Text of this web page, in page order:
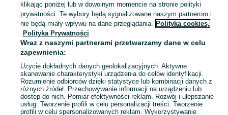
Popularne wyszukiwania
kaczki mięsne amur biały
Skorzystaj z największego serwisu ogłoszeniowego - Bączal Górny i okolice! Kupuj to, czego pragniesz i sprzedawaj to, czego już nie potrzebujesz! Zobacz
Mapa kategorii
Mapa miejscowości
Mapa ministron
Popularne wyszukiwania
klikając poniżej lub w dowolnym momencie na stronie polityki
prywatności. Te wybory będą sygnalizowane naszym partnerom i
nie będą miały wpływu na dane przeglądania. Polityka cookies,
Polityka Prywatności
Wraz z naszymi partnerami przetwarzamy dane w celu
zapewnienia:
Użycie dokładnych danych geolokalizacyjnych. Aktywne
skanowanie charakterystyki urządzenia do celów identyfikacji.
Rozumienie odbiorców dzięki statystyce lub kombinacji danych z
różnych źródeł. Przechowywanie informacji na urządzeniu lub
dostęp do nich. Pomiar efektywności reklam. Rozwój i ulepszanie
usług. Tworzenie profili w celu personalizacji treści. Tworzenie
profili w celu spersonalizowanych reklam. Wykorzystywanie